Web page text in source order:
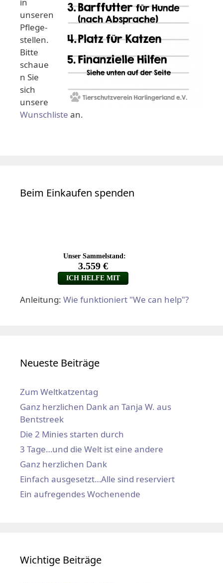
in
unseren
Pflege-
stellen.
Bitte
schaue
n Sie
sich
unsere
Wunschliste an.
Beim Einkaufen spenden
Anleitung: Wie funktioniert "We can help"?
Neueste Beiträge
Zum Weltkatzentag
Ganz herzlichen Dank an Tanja W. aus
Bentstreek
Die 2 Minies starten durch
3 Tage…und die Welt ist eine andere
Ganz herzlichen Dank
Einfach ausgesetzt…Alle sind reserviert
Ein aufregendes Wochenende
Wichtige Beiträge